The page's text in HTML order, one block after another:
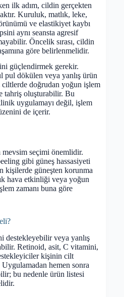
ilk adım, cildin gerçekten
Kuruluk, matlık, leke,
ve elastikiyet kaybı
aynı seansta agresif
Öncelik sırası, cildin
göre belirlenmelidir.
güçlendirmek gerekir.
pul dökülen veya yanlış ürün
ciltlerde doğrudan yoğun işlem
tahriş oluşturabilir. Bu
uygulamayı değil, işlem
de içerir.
seçimi önemlidir.
gibi güneş hassasiyeti
kişilerde güneşten korunma
hava etkinliği veya yoğun
zamanı buna göre
destekleyebilir veya yanlış
Retinoid, asit, C vitamini,
kişinin cilt
Uygulamadan hemen sonra
bu nedenle ürün listesi